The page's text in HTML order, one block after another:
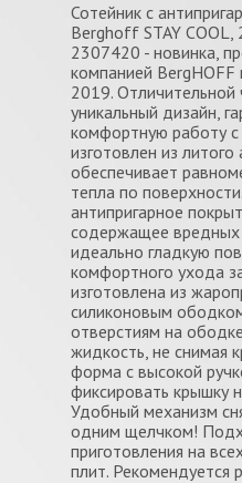
Сотейник с
Berghoff STAY COOL,
2307420 - новинка,
компанией
2019. Отличительной
уникальный дизайн,
комфортную работу с
изготовлен из
обеспечивает
тепла по
антипригарное
содержащее
идеально гладкую
комфортного ухода
изготовлена из
силиконовым
отверстиям на
жидкость, не снимая
форма с высокой
фиксировать крышку
Удобный механизм
одним щелчком!
приготовления на
плит. Рекомендуется